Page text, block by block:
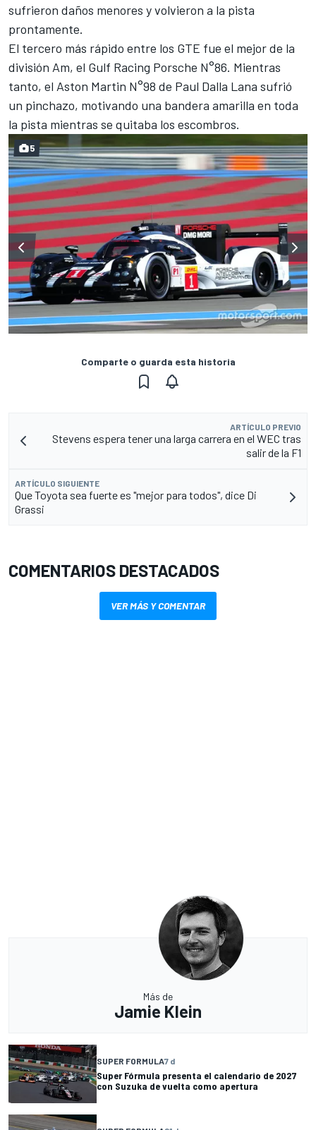
sufrieron daños menores y volvieron a la pista
prontamente.
El tercero más rápido entre los GTE fue el mejor de la
división Am, el Gulf Racing Porsche N°86. Mientras
tanto, el Aston Martin N°98 de Paul Dalla Lana sufrió
un pinchazo, motivando una bandera amarilla en toda
la pista mientras se quitaba los escombros.
5
Comparte o guarda esta historia
ARTÍCULO PREVIO
Stevens espera tener una larga carrera en el WEC tras
salir de la F1
ARTÍCULO SIGUIENTE
Que Toyota sea fuerte es "mejor para todos", dice Di
Grassi
COMENTARIOS DESTACADOS
VER MÁS Y COMENTAR
Más de
Jamie Klein
SUPER FORMULA7 d
Super Fórmula presenta el calendario de 2027
con Suzuka de vuelta como apertura